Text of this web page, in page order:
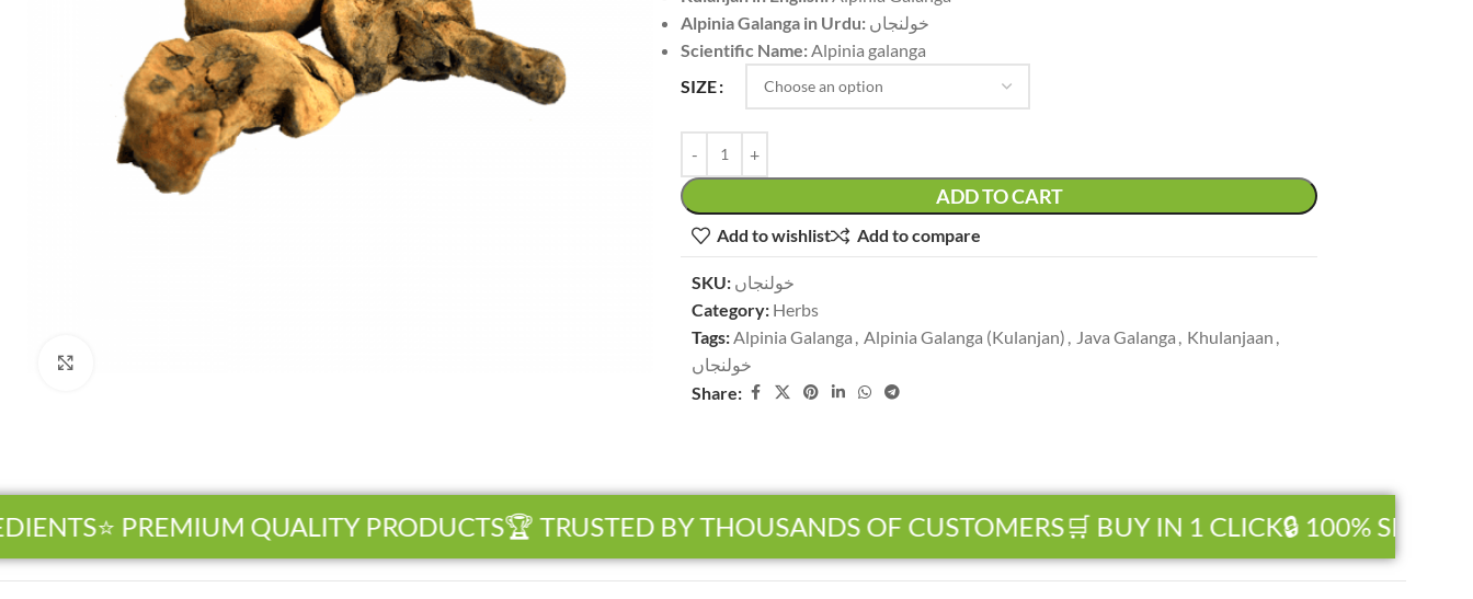
Alpinia Galanga in Urdu: خولنجاں
Scientific Name: Alpinia galanga
SIZE
ADD TO CART
Add to wishlist Add to compare
SKU: خولنجاں
Category: Herbs
Tags:Alpinia Galanga , Alpinia Galanga (Kulanjan) , Java Galanga , Khulanjaan ,
خولنجاں
Share:
⭐ PREMIUM QUALITY PRODUCTS🏆 TRUSTED BY THOUSANDS OF CUSTOMERS🛒 BUY IN 1 CLICK🔒 100% SECURE